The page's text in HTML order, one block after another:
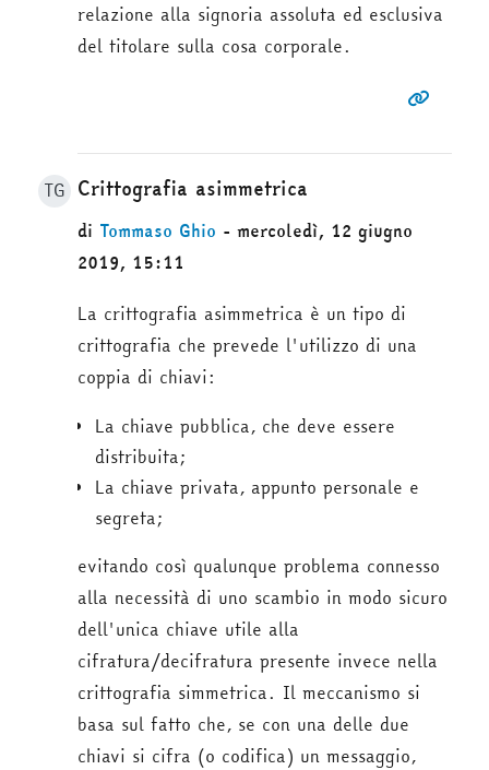
relazione alla signoria assoluta ed esclusiva
del titolare sulla cosa corporale.
TG Crittografia asimmetrica
di Tommaso Ghio - mercoledì, 12 giugno
2019, 15:11
La crittografia asimmetrica è un tipo di
crittografia che prevede l'utilizzo di una
coppia di chiavi:
La chiave pubblica, che deve essere
distribuita;
La chiave privata, appunto personale e
segreta;
evitando così qualunque problema connesso
alla necessità di uno scambio in modo sicuro
dell'unica chiave utile alla
cifratura/decifratura presente invece nella
crittografia simmetrica. Il meccanismo si
basa sul fatto che, se con una delle due
chiavi si cifra (o codifica) un messaggio,